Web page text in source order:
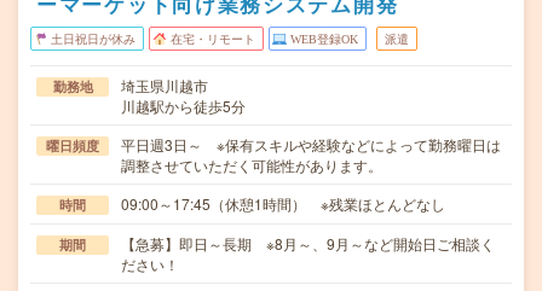
土日祝日が休み 在宅・リモート WEB登録OK 派遣
勤務地
埼玉県川越市
川越駅から徒歩5分
曜日頻度
平日週3日～ ※保有スキルや経験などによって勤務曜日は
調整させていただく可能性があります。
時間 09:00～17:45（休憩1時間） ※残業ほとんどなし
期間
【急募】即日～長期 ※8月～、9月～など開始日ご相談く
ださい！